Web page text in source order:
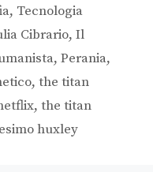
, Tecnologia
Cibrario,Il
, Perania,
, the titan
, the titan
huxley